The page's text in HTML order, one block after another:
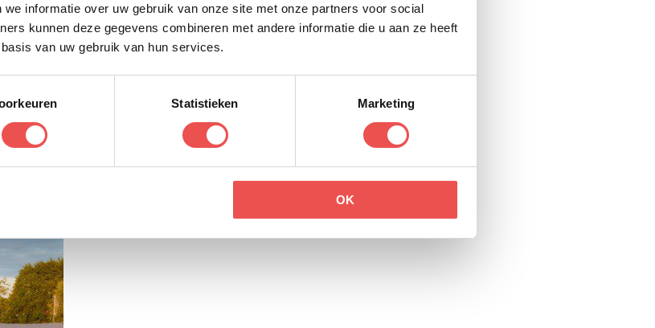
informatie over uw gebruik van onze site met onze partners voor social
kunnen deze gegevens combineren met andere informatie die u aan ze heeft
van uw gebruik van hun services.
Statistieken Marketing
OK